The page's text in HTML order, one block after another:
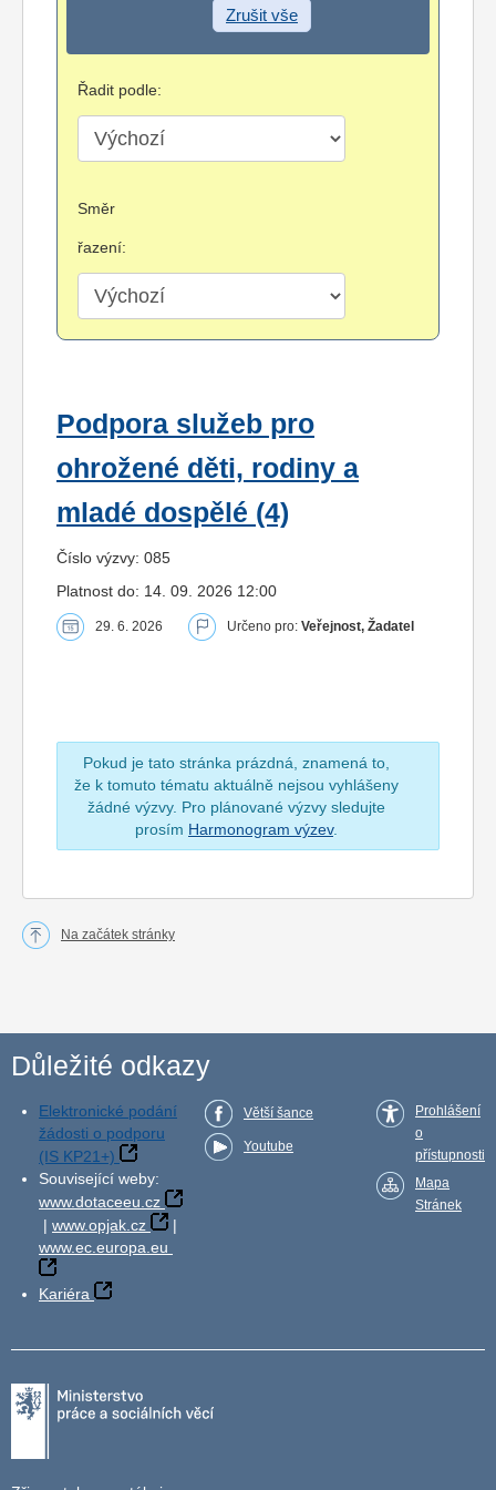
Zrušit vše
Řadit podle:
Směr
řazení:
Podpora služeb pro
ohrožené děti, rodiny a
mladé dospělé (4)
Číslo výzvy: 085
Platnost do: 14. 09. 2026 12:00
29. 6. 2026 Určeno pro: Veřejnost, Žadatel
Pokud je tato stránka prázdná, znamená to,
že k tomuto tématu aktuálně nejsou vyhlášeny
žádné výzvy. Pro plánované výzvy sledujte
prosím Harmonogram výzev.
Na začátek stránky
Důležité odkazy
Elektronické podání
žádosti o podporu
(IS KP21+)
Související weby:
www.dotaceeu.cz
| www.opjak.cz
|
www.ec.europa.eu
Kariéra
Větší šance
Youtube
Prohlášení
o
přístupnosti
Mapa
Stránek